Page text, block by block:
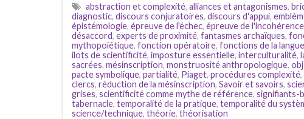
abstraction et complexité, alliances et antagonismes,
diagnostic, discours conjuratoires, discours d'appui,
épistémologie, épreuve de l'échec, épreuve de l'incohérence
désaccord, experts de proximité, fantasmes archaïques,
mythopoiétique, fonction opératoire, fonctions de la langue
ilots de scientificité, imposture essentielle, interculturalité,
sacrées, mésinscription, monstruosité anthropologique,
pacte symbolique, partialité, Piaget, procédures complexité,
clercs, réduction de la mésinscription, Savoir et savoirs,
grises, scientificité comme mythe de référence, signifiants-
tabernacle, temporalité de la pratique, temporalité du
science/technique, théorie, théorisation